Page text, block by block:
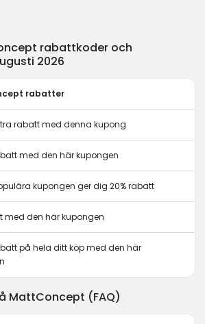
rabattkoder och
2026
rabatter
rabatt med denna kupong
med den här kupongen
kupongen ger dig 20% rabatt
med den här kupongen
på hela ditt köp med den här
MattConcept (FAQ)